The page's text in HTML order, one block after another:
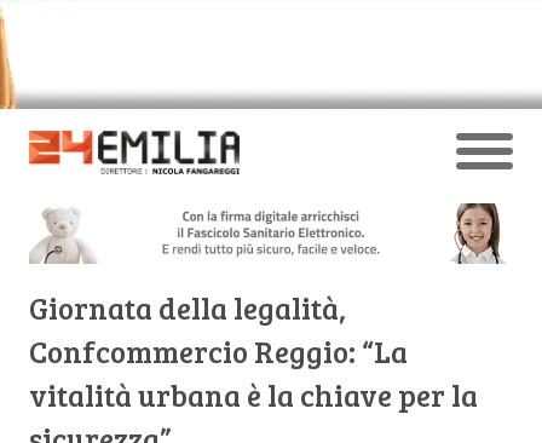
Giornata della legalità,
Confcommercio Reggio: “La
vitalità urbana è la chiave per la